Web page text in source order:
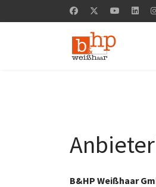
B&HP Weißhaar